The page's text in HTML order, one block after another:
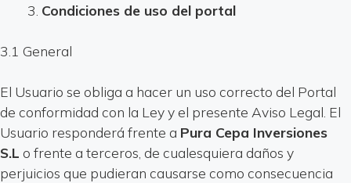
Condiciones de uso del portal
3.1 General
El Usuario se obliga a hacer un uso correcto del Portal
de conformidad con la Ley y el presente Aviso Legal. El
Usuario responderá frente a Pura Cepa Inversiones
S.L o frente a terceros, de cualesquiera daños y
perjuicios que pudieran causarse como consecuencia